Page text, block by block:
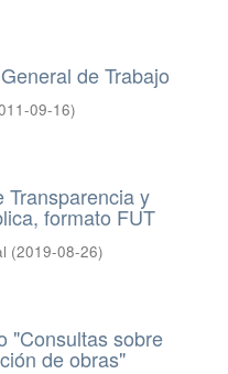
de Trabajo
09-16)
Transparencia y
formato FUT
(2019-08-26)
"Consultas sobre
de obras"